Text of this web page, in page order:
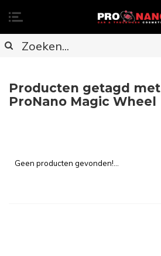
Producten getagd met
ProNano Magic Wheel
Geen producten gevonden!...